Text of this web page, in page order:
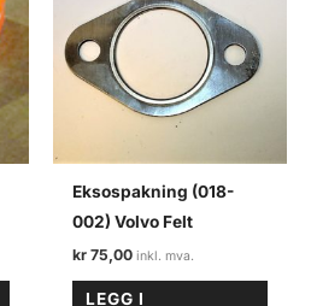
Eksospakning (018-
002) Volvo Felt
kr 75,00
LEGG I